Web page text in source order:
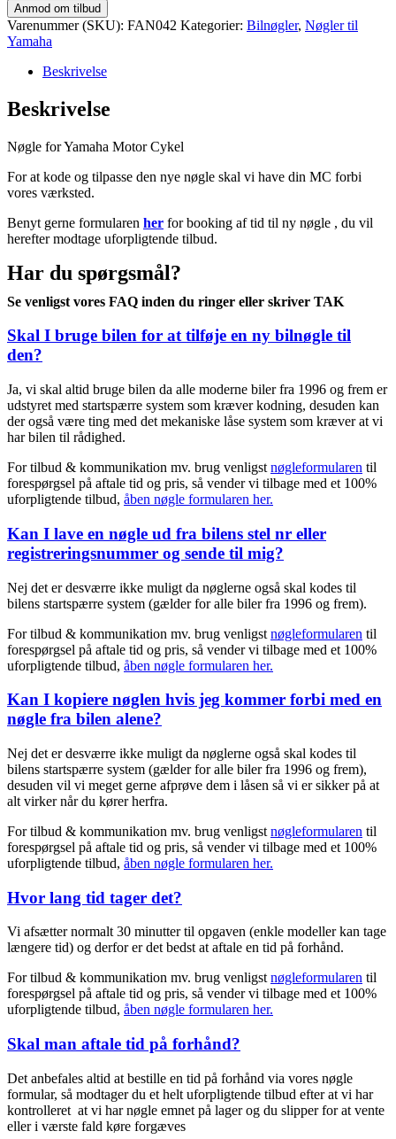
Anmod om tilbud
Varenummer (SKU): FAN042 Kategorier: Bilnøgler, Nøgler til
Yamaha
Beskrivelse
Beskrivelse
Nøgle for Yamaha Motor Cykel
For at kode og tilpasse den nye nøgle skal vi have din MC forbi
vores værksted.
Benyt gerne formularen her for booking af tid til ny nøgle , du vil
herefter modtage uforpligtende tilbud.
Har du spørgsmål?
Se venligst vores FAQ inden du ringer eller skriver TAK
Skal I bruge bilen for at tilføje en ny bilnøgle til
den?
Ja, vi skal altid bruge bilen da alle moderne biler fra 1996 og frem er
udstyret med startspærre system som kræver kodning, desuden kan
der også være ting med det mekaniske låse system som kræver at vi
har bilen til rådighed.
For tilbud & kommunikation mv. brug venligst nøgleformularen til
forespørgsel på aftale tid og pris, så vender vi tilbage med et 100%
uforpligtende tilbud, åben nøgle formularen her.
Kan I lave en nøgle ud fra bilens stel nr eller
registreringsnummer og sende til mig?
Nej det er desværre ikke muligt da nøglerne også skal kodes til
bilens startspærre system (gælder for alle biler fra 1996 og frem).
For tilbud & kommunikation mv. brug venligst nøgleformularen til
forespørgsel på aftale tid og pris, så vender vi tilbage med et 100%
uforpligtende tilbud, åben nøgle formularen her.
Kan I kopiere nøglen hvis jeg kommer forbi med en
nøgle fra bilen alene?
Nej det er desværre ikke muligt da nøglerne også skal kodes til
bilens startspærre system (gælder for alle biler fra 1996 og frem),
desuden vil vi meget gerne afprøve dem i låsen så vi er sikker på at
alt virker når du kører herfra.
For tilbud & kommunikation mv. brug venligst nøgleformularen til
forespørgsel på aftale tid og pris, så vender vi tilbage med et 100%
uforpligtende tilbud, åben nøgle formularen her.
Hvor lang tid tager det?
Vi afsætter normalt 30 minutter til opgaven (enkle modeller kan tage
længere tid) og derfor er det bedst at aftale en tid på forhånd.
For tilbud & kommunikation mv. brug venligstnøgleformularen til
forespørgsel på aftale tid og pris, så vender vi tilbage med et 100%
uforpligtende tilbud, åben nøgle formularen her.
Skal man aftale tid på forhånd?
Det anbefales altid at bestille en tid på forhånd via vores nøgle
formular, så modtager du et helt uforpligtende tilbud efter at vi har
kontrolleret at vi har nøgle emnet på lager og du slipper for at vente
eller i værste fald køre forgæves